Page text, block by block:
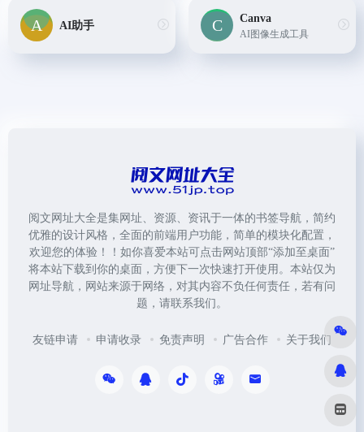
AI助手
Canva
AI图像生成工具
阅文网址大全是集网址、资源、资讯于一体的书签导航，简约
优雅的设计风格，全面的前端用户功能，简单的模块化配置，
欢迎您的体验！！如你喜爱本站可点击网站顶部“添加至桌面”
将本站下载到你的桌面，方便下一次快速打开使用。本站仅为
网址导航，网站来源于网络，对其内容不负任何责任，若有问
题，请联系我们。
友链申请 申请收录 免责声明 广告合作 关于我们